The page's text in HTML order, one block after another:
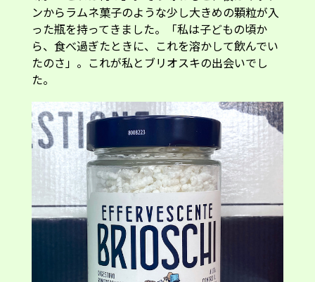
ンからラムネ菓子のような少し大きめの顆粒が入
った瓶を持ってきました。「私は子どもの頃か
ら、食べ過ぎたときに、これを溶かして飲んでい
たのさ」。これが私とブリオスキの出会いでし
た。